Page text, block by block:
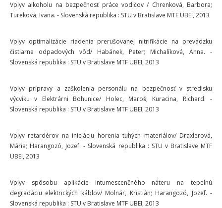
Vplyv alkoholu na bezpečnosť práce vodičov / Chrenková, Barbora;
Tureková, Ivana. - Slovenská republika : STU v Bratislave MTF UBEI, 2013
Vplyv optimalizácie riadenia prerušovanej nitrifikácie na prevádzku
čistiarne odpadových vôd/ Habánek, Peter; Michalíková, Anna. -
Slovenská republika : STU v Bratislave MTF UBEI, 2013
Vplyv prípravy a zaškolenia personálu na bezpečnosť v stredisku
výcviku v Elektrárni Bohunice/ Holec, Maroš; Kuracina, Richard. -
Slovenská republika : STU v Bratislave MTF UBEI, 2013
Vplyv retardérov na iniciáciu horenia tuhých materiálov/ Draxlerová,
Mária; Harangozó, Jozef. - Slovenská republika : STU v Bratislave MTF
UBEI, 2013
Vplyv spôsobu aplikácie intumescenčného náteru na tepelnú
degradáciu elektrických káblov/ Molnár, Kristián; Harangozó, Jozef. -
Slovenská republika : STU v Bratislave MTF UBEI, 2013